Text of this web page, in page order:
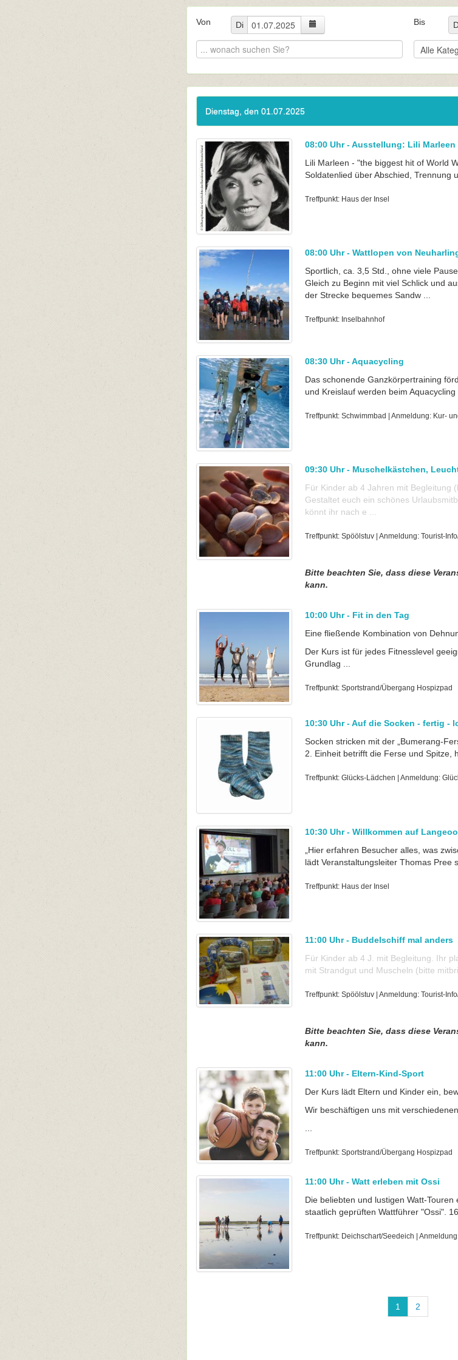
Von Di Bis
Dienstag, den 01.07.2025
08:00 Uhr - Ausstellung: Lili
Lili Marleen - "the biggest hit of World
Soldatenlied über Abschied, Trennung
Treffpunkt: Haus der Insel
08:00 Uhr - Wattlopen von
Sportlich, ca. 3,5 Std., ohne viele
Gleich zu Beginn mit viel Schlick und
der Strecke bequemes Sandw ...
Treffpunkt: Inselbahnhof
08:30 Uhr - Aquacycling
Das schonende Ganzkörpertraining
und Kreislauf werden beim Aquacycling
Treffpunkt: Schwimmbad | Anmeldung: Kur-
09:30 Uhr - Muschelkästchen,
Für Kinder ab 4 Jahren mit Begleitung
Gestaltet euch ein schönes
könnt ihr nach e ...
Treffpunkt: Spöölstuv | Anmeldung: Tourist-
Bitte beachten Sie, dass diese
kann.
10:00 Uhr - Fit in den Tag
Eine fließende Kombination von
Der Kurs ist für jedes Fitnesslevel
Grundlag ...
Treffpunkt: Sportstrand/Übergang Hospizpad
10:30 Uhr - Auf die Socken - fertig -
Socken stricken mit der „Bumerang-
2. Einheit betrifft die Ferse und Spitze,
Treffpunkt: Glücks-Lädchen | Anmeldung:
10:30 Uhr - Willkommen auf
„Hier erfahren Besucher alles, was
lädt Veranstaltungsleiter Thomas Pree
Treffpunkt: Haus der Insel
11:00 Uhr - Buddelschiff mal anders
Für Kinder ab 4 J. mit Begleitung. Ihr
mit Strandgut und Muscheln (bitte
Treffpunkt: Spöölstuv | Anmeldung: Tourist-
Bitte beachten Sie, dass diese
kann.
11:00 Uhr - Eltern-Kind-Sport
Der Kurs lädt Eltern und Kinder ein,
Wir beschäftigen uns mit
Treffpunkt: Sportstrand/Übergang Hospizpad
11:00 Uhr - Watt erleben mit Ossi
Die beliebten und lustigen Watt-
staatlich geprüften Wattführer "Ossi".
Treffpunkt: Deichschart/Seedeich |
1 2